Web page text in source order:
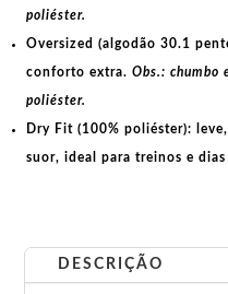
poliéster.
Oversized (algodão 30.1
conforto extra. Obs.: chumbo
poliéster.
Dry Fit (100% poliéster):
suor, ideal para treinos e dias
DESCRIÇÃO